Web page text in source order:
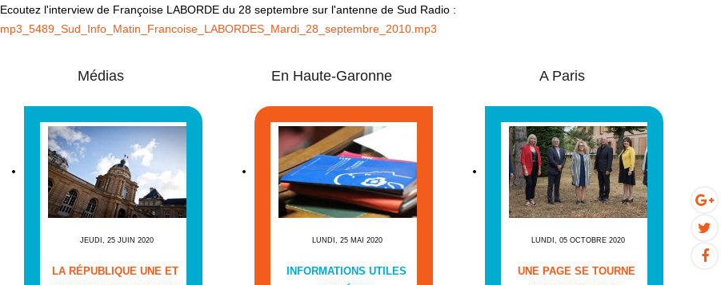
Ecoutez l'interview de Françoise LABORDE du 28 septembre sur l'antenne de Sud Radio :
mp3_5489_Sud_Info_Matin_Francoise_LABORDES_Mardi_28_septembre_2010.mp3
Médias
JEUDI, 25 JUIN 2020
LA RÉPUBLIQUE UNE ET
En Haute-Garonne
LUNDI, 25 MAI 2020
INFORMATIONS UTILES
A Paris
LUNDI, 05 OCTOBRE 2020
UNE PAGE SE TOURNE